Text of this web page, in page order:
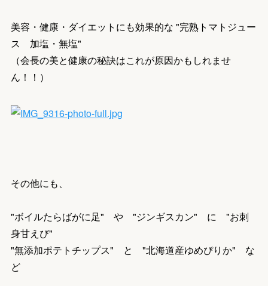
美容・健康・ダイエットにも効果的な "完熟トマトジュー
ス 加塩・無塩"
（会長の美と健康の秘訣はこれが原因かもしれませ
ん！！）
その他にも、
"ボイルたらばがに足" や "ジンギスカン" に "お刺
身甘えび"
"無添加ポテトチップス" と "北海道産ゆめぴりか" な
ど